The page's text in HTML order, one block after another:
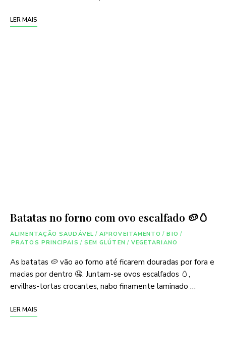
LER MAIS
Batatas no forno com ovo escalfado 🥔🥚
ALIMENTAÇÃO SAUDÁVEL / APROVEITAMENTO / BIO /
PRATOS PRINCIPAIS / SEM GLÚTEN / VEGETARIANO
As batatas 🥔 vão ao forno até ficarem douradas por fora e
macias por dentro 🤤. Juntam-se ovos escalfados 🥚,
ervilhas-tortas crocantes, nabo finamente laminado …
LER MAIS